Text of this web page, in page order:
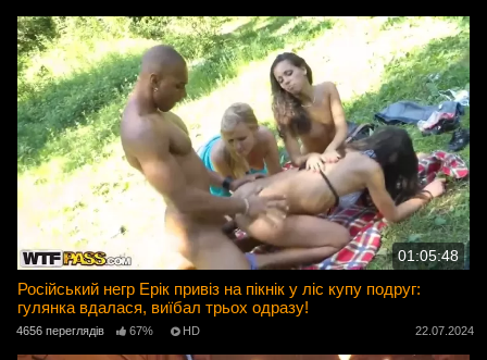
01:05:48
Російський негр Ерік привіз на пікнік у ліс купу подруг:
гулянка вдалася, виїбал трьох одразу!
4656 переглядів 67% HD 22.07.2024